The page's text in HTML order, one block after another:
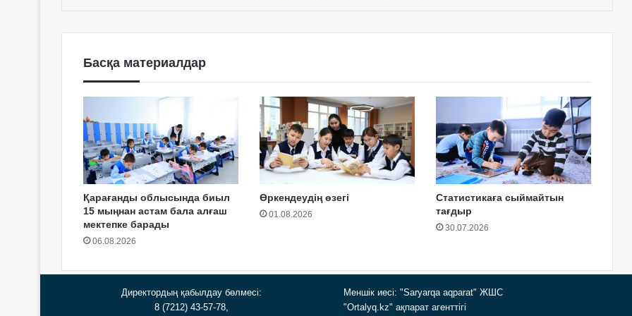
Басқа материалдар
Қарағанды облысында биыл
15 мыңнан астам бала алғаш
мектепке барады
06.08.2026
Өркендеудің өзегі
01.08.2026
Статистикаға сыймайтын
тағдыр
30.07.2026
Директордың қабылдау бөлмесі:
8 (7212) 43-57-78,
Меншік иесі: "Saryarqa aqparat" ЖШС
"Ortalyq.kz" ақпарат агенттігі